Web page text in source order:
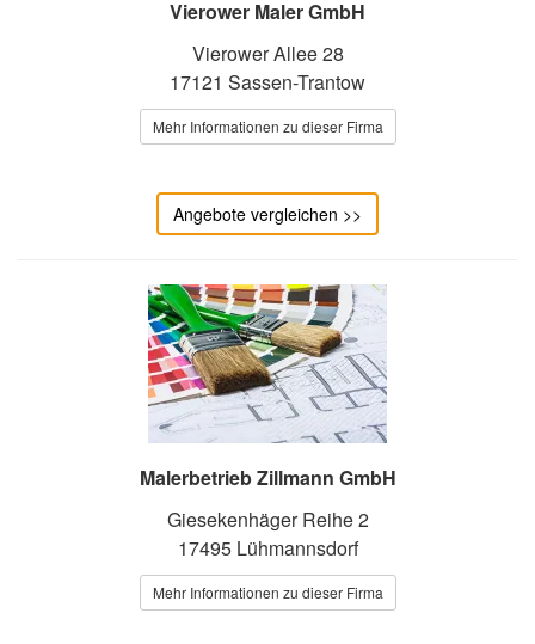
Vierower Maler GmbH
Vierower Allee 28
17121 Sassen-Trantow
Mehr Informationen zu dieser Firma
Angebote vergleichen >>
Malerbetrieb Zillmann GmbH
Giesekenhäger Reihe 2
17495 Lühmannsdorf
Mehr Informationen zu dieser Firma